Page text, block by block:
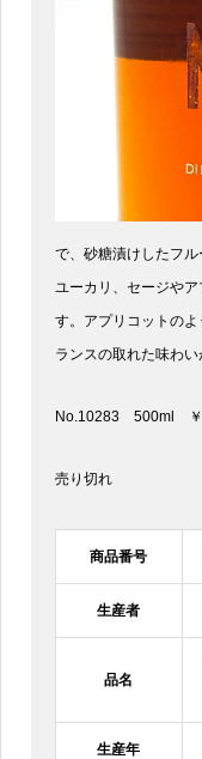
で、砂糖漬けしたフル
ユーカリ、セージや
す。アプリコットの
ランスの取れた味わい
No.10283 500ml ￥
売り切れ
商品番号
生産者
品名
生産年